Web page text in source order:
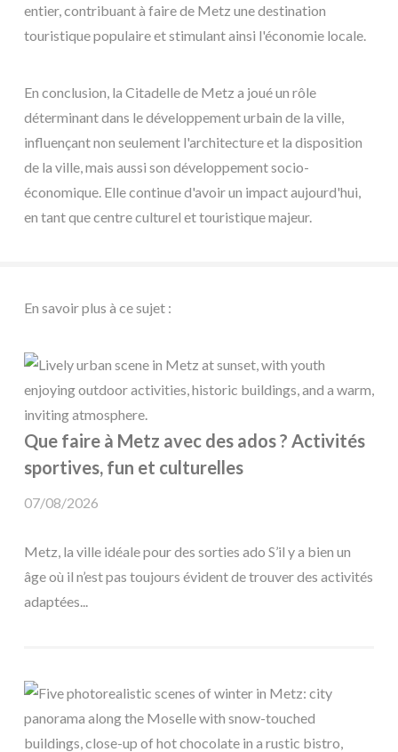
entier, contribuant à faire de Metz une destination
touristique populaire et stimulant ainsi l'économie locale.
En conclusion, la Citadelle de Metz a joué un rôle
déterminant dans le développement urbain de la ville,
influençant non seulement l'architecture et la disposition
de la ville, mais aussi son développement socio-
économique. Elle continue d'avoir un impact aujourd'hui,
en tant que centre culturel et touristique majeur.
En savoir plus à ce sujet :
Que faire à Metz avec des ados ? Activités
sportives, fun et culturelles
07/08/2026
Metz, la ville idéale pour des sorties ado S’il y a bien un
âge où il n’est pas toujours évident de trouver des activités
adaptées...